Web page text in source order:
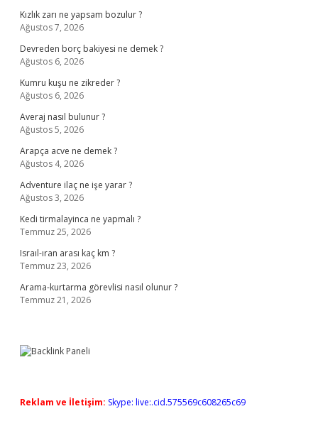
Kızlık zarı ne yapsam bozulur ?
Ağustos 7, 2026
Devreden borç bakiyesi ne demek ?
Ağustos 6, 2026
Kumru kuşu ne zikreder ?
Ağustos 6, 2026
Averaj nasıl bulunur ?
Ağustos 5, 2026
Arapça acve ne demek ?
Ağustos 4, 2026
Adventure ilaç ne işe yarar ?
Ağustos 3, 2026
Kedi tirmalayinca ne yapmalı ?
Temmuz 25, 2026
Israıl-ıran arası kaç km ?
Temmuz 23, 2026
Arama-kurtarma görevlisi nasıl olunur ?
Temmuz 21, 2026
Reklam ve İletişim: Skype: live:.cid.575569c608265c69